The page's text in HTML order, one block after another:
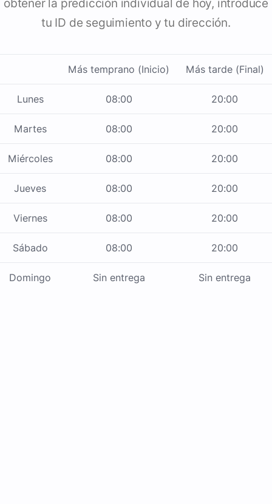
obtener la predicción individual de hoy, introduce
tu ID de seguimiento y tu dirección.
Más temprano (Inicio) Más tarde (Final)
Lunes 08:00 20:00
Martes 08:00 20:00
Miércoles 08:00 20:00
Jueves 08:00 20:00
Viernes 08:00 20:00
Sábado 08:00 20:00
Domingo Sin entrega Sin entrega